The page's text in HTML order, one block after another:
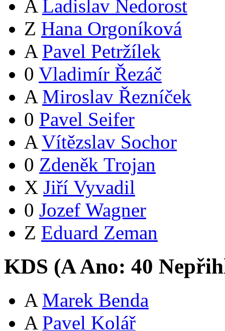
A Ladislav Nedorost
Z Hana Orgoníková
A Pavel Petržílek
0 Vladimír Řezáč
A Miroslav Řezníček
0 Pavel Seifer
A Vítězslav Sochor
0 Zdeněk Trojan
X Jiří Vyvadil
0 Jozef Wagner
Z Eduard Zeman
KDS (AAno: 40
A Marek Benda
A Pavel Kolář